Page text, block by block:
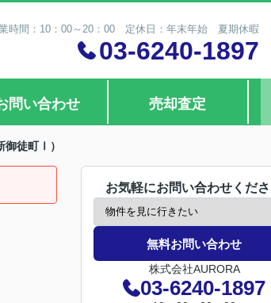
時間：10：00～20：00 定休日：年末年始 夏期休暇
03-6240-1897
問い合わせ 売却査定
御徒町Ⅰ）
お気軽にお問い合わせくだ
無料お問い合わせ
株式会社AURORA
03-6240-1897